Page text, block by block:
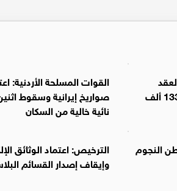
توجيهي 2009 غدا بمشاركة 133 ألف
القوات المسلحة الأردنية:
صواريخ إيرانية وسقوط
نائية خالية من السكان
النجوم
الترخيص: اعتماد الوثائق
وإيقاف إصدار القسائم